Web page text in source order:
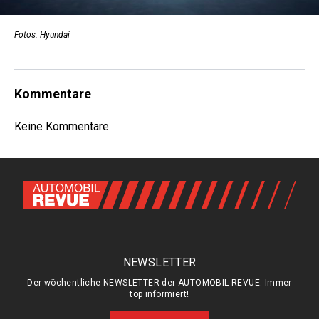
Fotos: Hyundai
Kommentare
Keine Kommentare
NEWSLETTER
Der wöchentliche NEWSLETTER der AUTOMOBIL REVUE: Immer
top informiert!